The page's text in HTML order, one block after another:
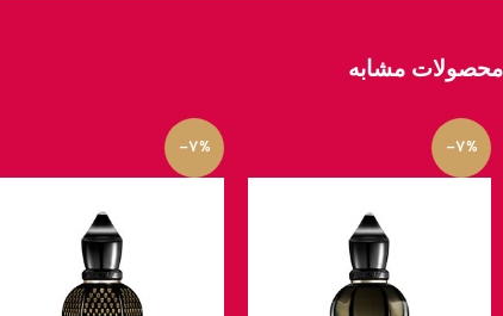
محصولات مشابه
-7%
-7%